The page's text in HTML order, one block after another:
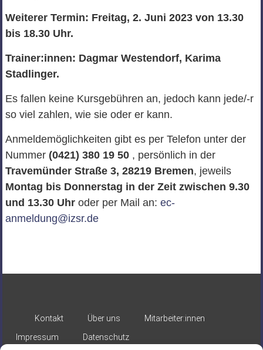
Weiterer Termin: Freitag, 2. Juni 2023 von 13.30
bis 18.30 Uhr.
Trainer:innen: Dagmar Westendorf, Karima
Stadlinger.
Es fallen keine Kursgebühren an, jedoch kann jede/-r
so viel zahlen, wie sie oder er kann.
Anmeldemöglichkeiten gibt es per Telefon unter der
Nummer (0421) 380 19 50, persönlich in der
Travemünder Straße 3, 28219 Bremen, jeweils
Montag bis Donnerstag in der Zeit zwischen 9.30
und 13.30 Uhroder per Mail an: ec-
anmeldung@izsr.de
Kontakt Über uns
Mitarbeiter:innen
Impressum
Datenschutz